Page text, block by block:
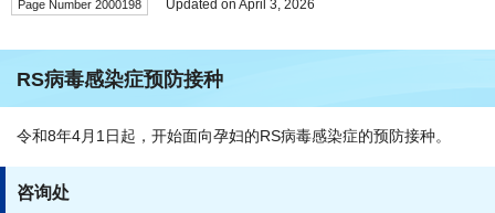
Page Number 2000198 Updated on April 3, 2026
RS病毒感染症预防接种
令和8年4月1日起，开始面向孕妇的RS病毒感染症的预防接种。
咨询处